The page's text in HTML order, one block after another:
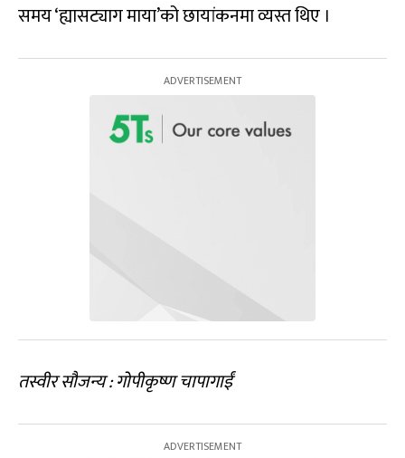
समय ‘ह्यासट्याग माया’को छायांकनमा व्यस्त थिए ।
तस्वीरसौजन्य:गोपीकृष्ण चापागाईं